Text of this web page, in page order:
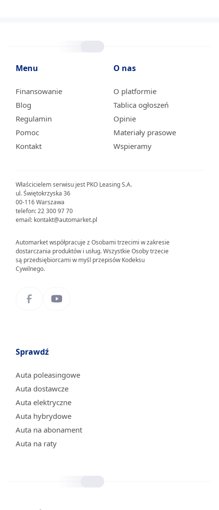
Właścicielem serwisu jest PKO Leasing S.A.
ul. Świętokrzyska 36
00-116 Warszawa
telefon: 22 300 97 70
email: kontakt@automarket.pl
Automarket współpracuje z Osobami trzecimi w zakresie
dostarczania produktów i usług. Wszystkie Osoby trzecie
są przedsiębiorcami w myśl przepisów Kodeksu
Cywilnego.
Menu
Finansowanie
Blog
Regulamin
Pomoc
Kontakt
O nas
O platformie
Tablica ogłoszeń
Opinie
Materiały prasowe
Wspieramy
Sprawdź
Auta poleasingowe
Auta dostawcze
Auta elektryczne
Auta hybrydowe
Auta na abonament
Auta na raty